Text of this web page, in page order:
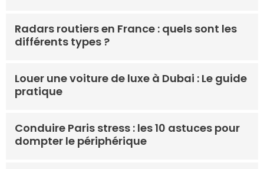
Radars routiers en France : quels sont les
différents types ?
Louer une voiture de luxe à Dubai : Le guide
pratique
Conduire Paris stress : les 10 astuces pour
dompter le périphérique